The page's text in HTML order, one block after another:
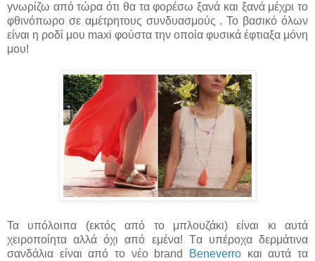
γνωρίζω από τώρα ότι θα τα φορέσω ξανά και ξανά μέχρι το
φθινόπωρο σε αμέτρητους συνδυασμούς . Το βασικό όλων
είναι η ροδί μου maxi φούστα την οποία φυσικά έφτιαξα μόνη
μου!
Τα υπόλοιπα (εκτός από το μπλουζάκι) είναι κι αυτά
χειροποίητα αλλά όχι από εμένα! Tα υπέροχα δερμάτινα
σανδάλια είναι από το νέο brand
Βeneverro και αυτά τα